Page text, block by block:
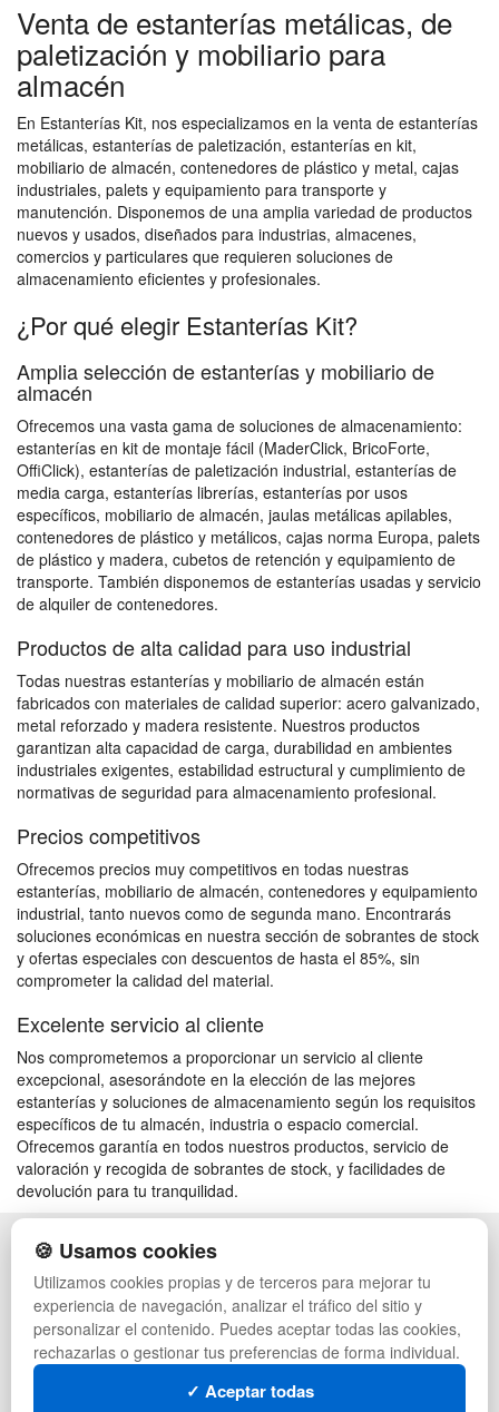
Venta de estanterías metálicas, de
paletización y mobiliario para
almacén
En Estanterías Kit, nos especializamos en la venta de estanterías
metálicas, estanterías de paletización, estanterías en kit,
mobiliario de almacén, contenedores de plástico y metal, cajas
industriales, palets y equipamiento para transporte y
manutención. Disponemos de una amplia variedad de productos
nuevos y usados, diseñados para industrias, almacenes,
comercios y particulares que requieren soluciones de
almacenamiento eficientes y profesionales.
¿Por qué elegir Estanterías Kit?
Amplia selección de estanterías y mobiliario de
almacén
Ofrecemos una vasta gama de soluciones de almacenamiento:
estanterías en kit de montaje fácil (MaderClick, BricoForte,
OffiClick), estanterías de paletización industrial, estanterías de
media carga, estanterías librerías, estanterías por usos
específicos, mobiliario de almacén, jaulas metálicas apilables,
contenedores de plástico y metálicos, cajas norma Europa, palets
de plástico y madera, cubetos de retención y equipamiento de
transporte. También disponemos de estanterías usadas y servicio
de alquiler de contenedores.
Productos de alta calidad para uso industrial
Todas nuestras estanterías y mobiliario de almacén están
fabricados con materiales de calidad superior: acero galvanizado,
metal reforzado y madera resistente. Nuestros productos
garantizan alta capacidad de carga, durabilidad en ambientes
industriales exigentes, estabilidad estructural y cumplimiento de
normativas de seguridad para almacenamiento profesional.
Precios competitivos
Ofrecemos precios muy competitivos en todas nuestras
estanterías, mobiliario de almacén, contenedores y equipamiento
industrial, tanto nuevos como de segunda mano. Encontrarás
soluciones económicas en nuestra sección de sobrantes de stock
y ofertas especiales con descuentos de hasta el 85%, sin
comprometer la calidad del material.
Excelente servicio al cliente
Nos comprometemos a proporcionar un servicio al cliente
excepcional, asesorándote en la elección de las mejores
estanterías y soluciones de almacenamiento según los requisitos
específicos de tu almacén, industria o espacio comercial.
Ofrecemos garantía en todos nuestros productos, servicio de
valoración y recogida de sobrantes de stock, y facilidades de
devolución para tu tranquilidad.
POLÍTICA DE PRIVACIDAD
CONDICIONES DE USO
CAMBIOS Y DEVOLUCIONES
CONTACTO
QUIENES SOMOS
MAPA WEB
PREGUNTAS FRECUENTES
PALETS DE PLÁSTICO
MANUTENCIÓN
GESTIÓN DE RESIDUOS
PALETS
CONTENEDORES DE PLÁSTICO
LIQUIDACIÓN Y SOBRANTES
🍪 Usamos cookies
Utilizamos cookies propias y de terceros para mejorar tu
experiencia de navegación, analizar el tráfico del sitio y
personalizar el contenido. Puedes aceptar todas las cookies,
rechazarlas o gestionar tus preferencias de forma individual.
✓ Aceptar todas